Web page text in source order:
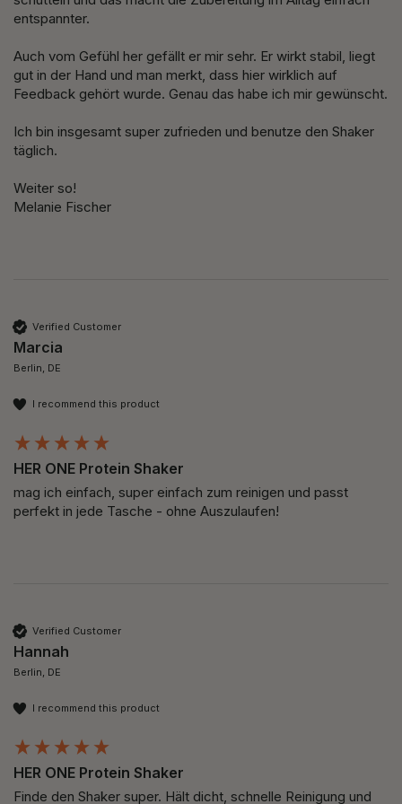
entspannter.
Auch vom Gefühl her gefällt er mir sehr. Er wirkt stabil, liegt
gut in der Hand und man merkt, dass hier wirklich auf
Feedback gehört wurde. Genau das habe ich mir gewünscht.
Ich bin insgesamt super zufrieden und benutze den Shaker
täglich.
Weiter so!
Melanie Fischer
Verified Customer
Marcia
Berlin, DE
I recommend this product
HER ONE Protein Shaker
mag ich einfach, super einfach zum reinigen und passt
perfekt in jede Tasche - ohne Auszulaufen!
Verified Customer
Hannah
Berlin, DE
I recommend this product
HER ONE Protein Shaker
Finde den Shaker super. Hält dicht, schnelle Reinigung und